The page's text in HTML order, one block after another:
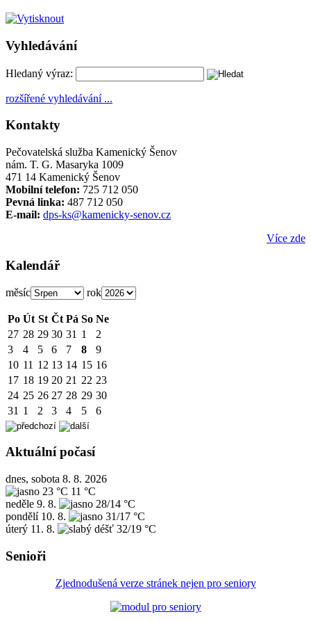
Vyhledávání
Hledaný výraz:
rozšířené vyhledávání ...
Kontakty
Pečovatelská služba Kamenický Šenov
nám. T. G. Masaryka 1009
471 14 Kamenický Šenov
Mobilní telefon: 725 712 050
Pevná linka: 487 712 050
E-mail: dps-ks@kamenicky-senov.cz
Více zde
Kalendář
měsíc rok
Po Út St Čt Pá So Ne
27 28 29 30 31 1
2
3
4 5 6 7 8
9
10 11 12 13 14 15 16
17 18 19 20 21 22 23
24 25 26 27 28 29 30
31 1 2 3 4 5 6
Aktuální počasí
dnes, sobota 8. 8. 2026
23 °C 11 °C
neděle 9. 8.
28/14 °C
pondělí 10. 8.
31/17 °C
úterý 11. 8. 32/19 °C
Senioři
Zjednodušená verze stránek nejen pro seniory